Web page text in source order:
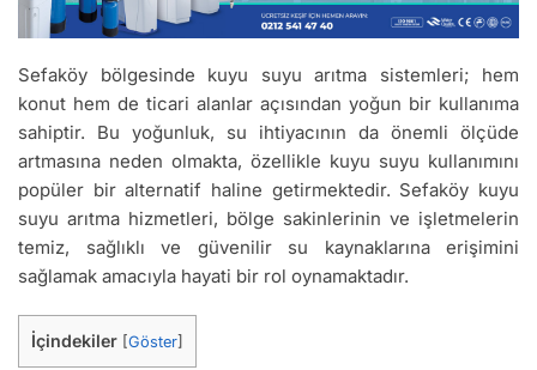
Sefaköy bölgesinde kuyu suyu arıtma sistemleri; hem
konut hem de ticari alanlar açısından yoğun bir kullanıma
sahiptir. Bu yoğunluk, su ihtiyacının da önemli ölçüde
artmasına neden olmakta, özellikle kuyu suyu kullanımını
popüler bir alternatif haline getirmektedir. Sefaköy kuyu
suyu arıtma hizmetleri, bölge sakinlerinin ve işletmelerin
temiz, sağlıklı ve güvenilir su kaynaklarına erişimini
sağlamak amacıyla hayati bir rol oynamaktadır.
İçindekiler Göster